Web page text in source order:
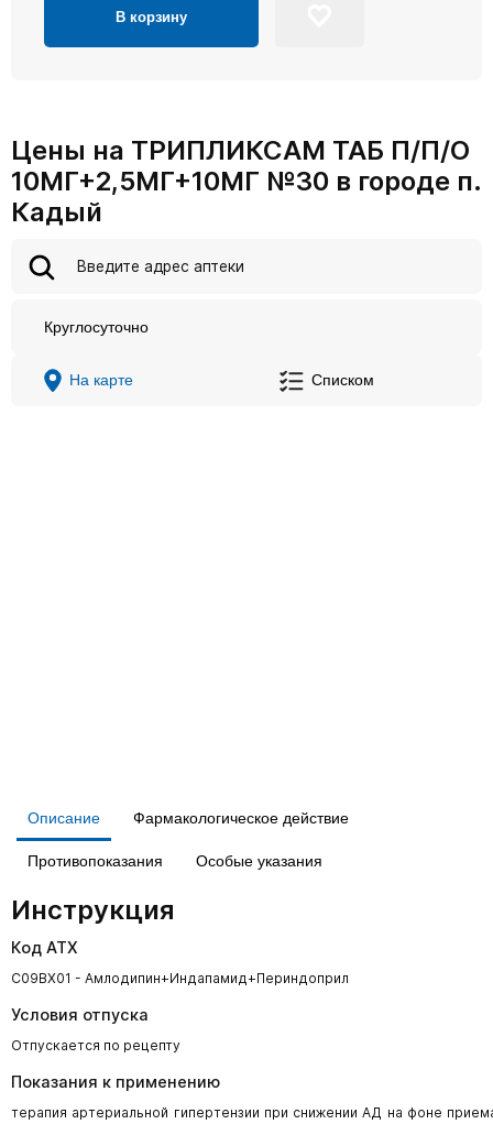
В корзину
Цены на ТРИПЛИКСАМ ТАБ П/П/О
10МГ+2,5МГ+10МГ №30 в городе п.
Кадый
Круглосуточно
На карте Списком
Описание Фармакологическое действие
Противопоказания Особые указания
Инструкция
Код АТХ
C09BX01 - Амлодипин+Индапамид+Периндоприл
Условия отпуска
Отпускается по рецепту
Показания к применению
терапия артериальной гипертензии при снижении АД на фоне